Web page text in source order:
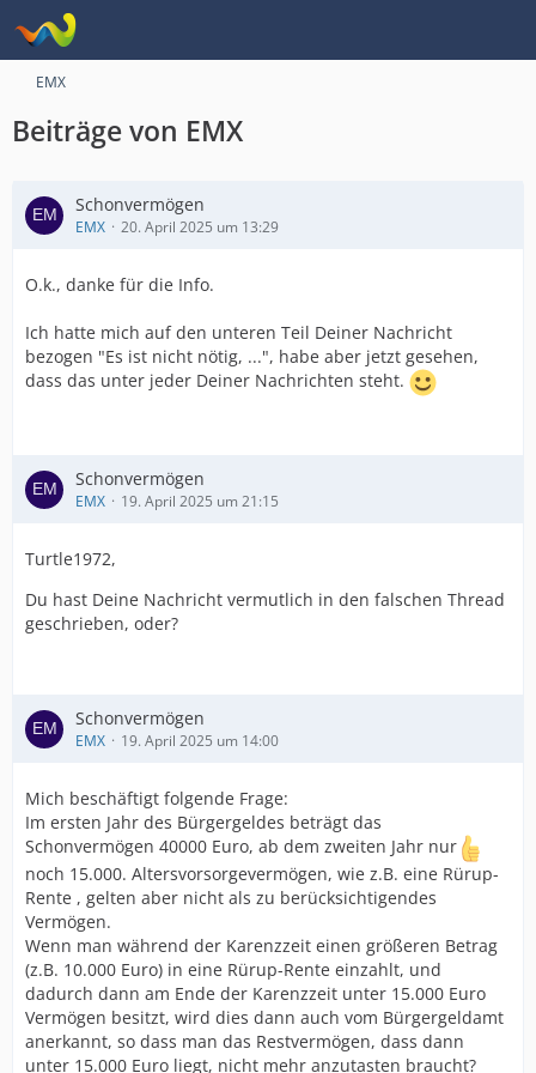
EMX
Beiträge von EMX
Schonvermögen
EMX 20. April 2025 um 13:29
O.k., danke für die Info.
Ich hatte mich auf den unteren Teil Deiner Nachricht
bezogen "Es ist nicht nötig, ...", habe aber jetzt gesehen,
dass das unter jeder Deiner Nachrichten steht.
Schonvermögen
EMX 19. April 2025 um 21:15
Turtle1972,
Du hast Deine Nachricht vermutlich in den falschen Thread
geschrieben, oder?
Schonvermögen
EMX 19. April 2025 um 14:00
Mich beschäftigt folgende Frage:
Im ersten Jahr des Bürgergeldes beträgt das
Schonvermögen 40000 Euro, ab dem zweiten Jahr nur
noch 15.000. Altersvorsorgevermögen, wie z.B. eine Rürup-
Rente , gelten aber nicht als zu berücksichtigendes
Vermögen.
Wenn man während der Karenzzeit einen größeren Betrag
(z.B. 10.000 Euro) in eine Rürup-Rente einzahlt, und
dadurch dann am Ende der Karenzzeit unter 15.000 Euro
Vermögen besitzt, wird dies dann auch vom Bürgergeldamt
anerkannt, so dass man das Restvermögen, dass dann
unter 15.000 Euro liegt, nicht mehr anzutasten braucht?